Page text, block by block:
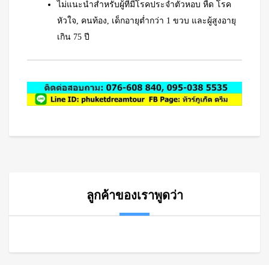
ไม่แนะนำสำหรับผู้ที่มีโรคประจำตัวหอบ หืด โรค
หัวใจ, คนท้อง, เด็กอายุต่ำกว่า 1 ขวบ และผู้สูงอายุ
เกิน 75 ปี
ลูกค้าของเราพูดว่า